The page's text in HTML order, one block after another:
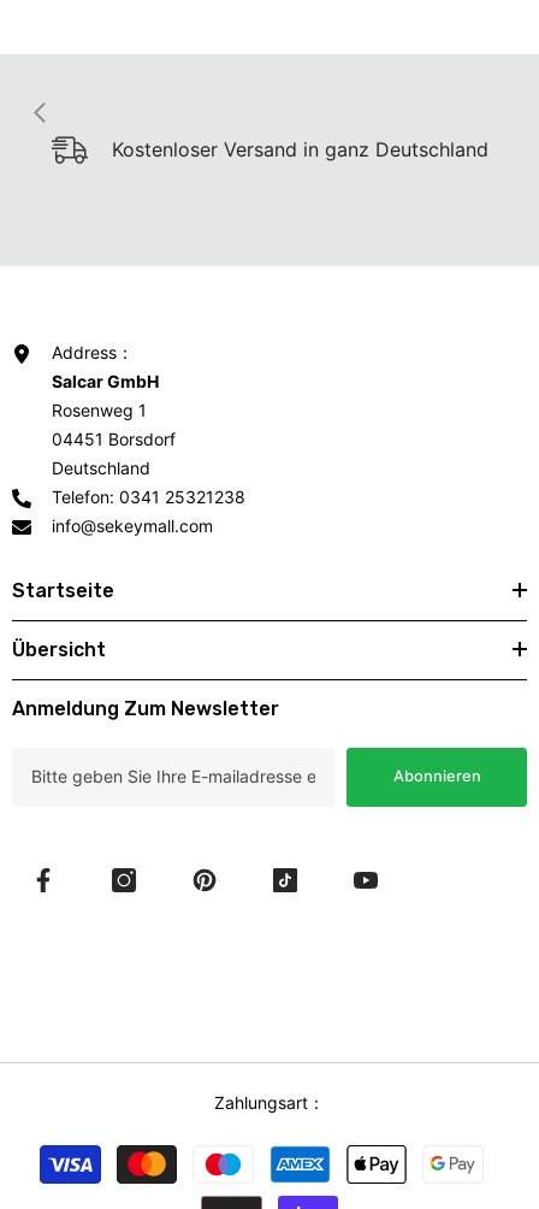
Kostenloser Versand in ganz Deutschland
Address：
Salcar GmbH
Rosenweg 1
04451 Borsdorf
Deutschland
Telefon: 0341 25321238
info@sekeymall.com
Startseite
Übersicht
Anmeldung Zum Newsletter
Abonnieren
Zahlungsart：
Zahlungsmethoden